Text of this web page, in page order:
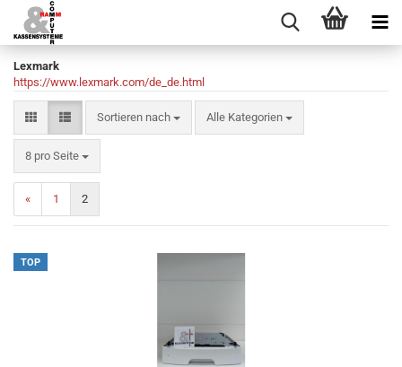
Lexmark
https://www.lexmark.com/de_de.html
Sortieren nach
Sortieren nach Alle Kategorien
8 pro Seite
pro Seite
« 1 2
TOP